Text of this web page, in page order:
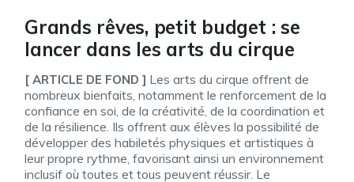
Grands rêves, petit budget : se
lancer dans les arts du cirque
[ ARTICLE DE FOND ] Les arts du cirque offrent de
nombreux bienfaits, notamment le renforcement de la
confiance en soi, de la créativité, de la coordination et
de la résilience. Ils offrent aux élèves la possibilité de
développer des habiletés physiques et artistiques à
leur propre rythme, favorisant ainsi un environnement
inclusif où toutes et tous peuvent réussir. Le